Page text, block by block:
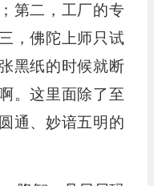
第二，工厂的专
，佛陀上师只试
黑纸的时候就断
。这里面除了至
通、妙谙五明的